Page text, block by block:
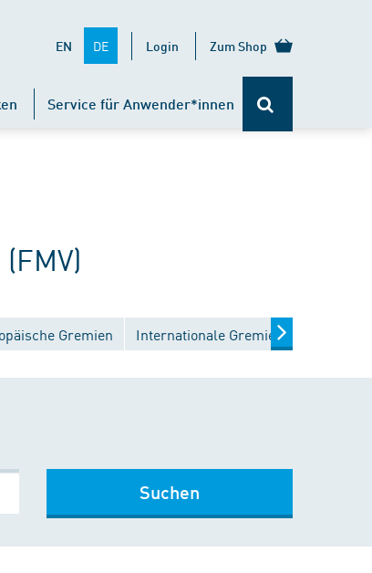
EN DE Login Zum Shop
Service für Anwender*innen
Gremien Internationale Gremien
Suchen